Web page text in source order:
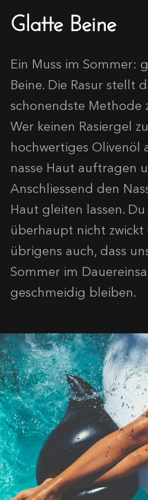
Glatte Beine
Ein Muss im Sommer:
Beine. Die Rasur stellt
schonendste Methode
Wer keinen Rasiergel
hochwertiges Olivenöl
nasse Haut auftragen
Anschliessend den
Haut gleiten lassen. Du
überhaupt nicht
übrigens auch, dass
Sommer im
geschmeidig bleiben.